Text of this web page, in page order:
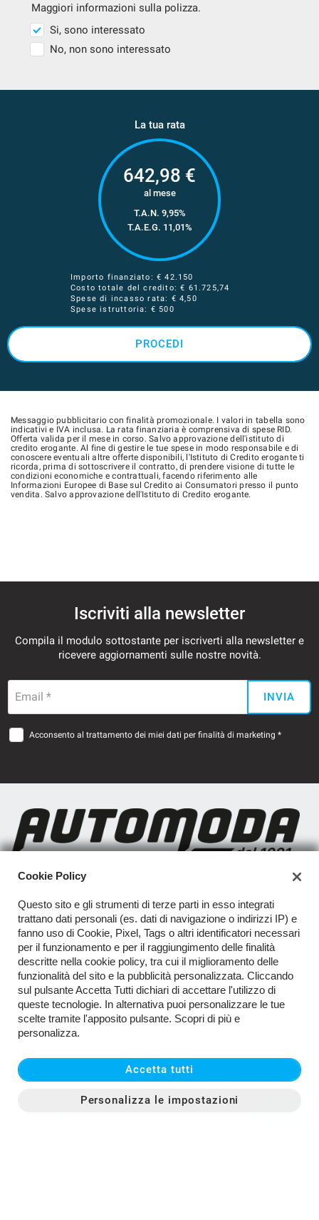
Maggiori informazioni sulla polizza.
Si, sono interessato
No, non sono interessato
La tua rata
642,98 €
al mese
T.A.N. 9,95%
T.A.E.G. 11,01%
Importo finanziato: €42.150
Costo totale del credito: € 61.725,74
Spese di incasso rata: € 4,50
Spese istruttoria: € 500
PROCEDI
Messaggio pubblicitario con finalità promozionale. I valori in tabella sono
indicativi e IVA inclusa. La rata finanziaria è comprensiva di spese RID.
Offerta valida per il mese in corso. Salvo approvazione dell'istituto di
credito erogante. Al fine di gestire le tue spese in modo responsabile e di
conoscere eventuali altre offerte disponibili, l'Istituto di Credito erogante ti
ricorda, prima di sottoscrivere il contratto, di prendere visione di tutte le
condizioni economiche e contrattuali, facendo riferimento alle
Informazioni Europee di Base sul Credito ai Consumatori presso il punto
vendita. Salvo approvazione dell'Istituto di Credito erogante.
Iscriviti alla newsletter
Compila il modulo sottostante per iscriverti alla newsletter e
ricevere aggiornamenti sulle nostre novità.
Email * INVIA
Acconsento al trattamento dei miei dati per finalità di marketing *
La società ha ricevuto benefici rientranti nel regime degli aiuti di
pubblicazione nel Registro Nazionale degli Aiuti di Stato di cui all'Art
52 della L.234/2012
SEDI
Sede di San Miniato
AZIENDA
Contatti
TORNA IN CIMA
Cookie Policy
Questo sito e gli strumenti di terze parti in esso integrati
trattano dati personali (es. dati di navigazione o indirizzi IP) e
fanno uso di Cookie, Pixel, Tags o altri identificatori necessari
per il funzionamento e per il raggiungimento delle finalità
descritte nella cookie policy, tra cui il miglioramento delle
funzionalità del sito e la pubblicità personalizzata. Cliccando
sul pulsante Accetta Tutti dichiari di accettare l'utilizzo di
queste tecnologie. In alternativa puoi personalizzare le tue
scelte tramite l'apposito pulsante. Scopri di più e
personalizza.
Accetta tutti
Personalizza le impostazioni